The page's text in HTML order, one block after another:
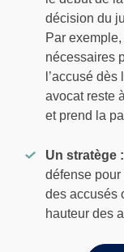
décision du
Par
nécessaires
l’accusé
avocat reste
et prend la
Un stratège :
défense
des accusés
hauteur des